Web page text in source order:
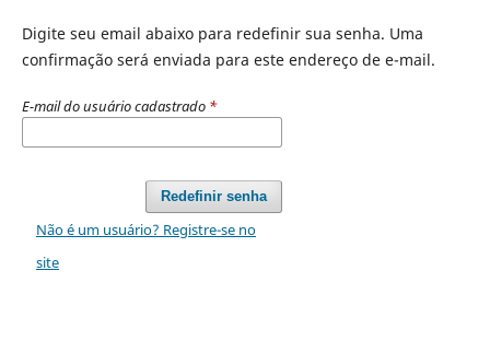
Digite seu email abaixo para redefinir sua senha. Uma
confirmação será enviada para este endereço de e-mail.
E-mail do usuário cadastrado *
Redefinir senha
Não é um usuário? Registre-se no
site